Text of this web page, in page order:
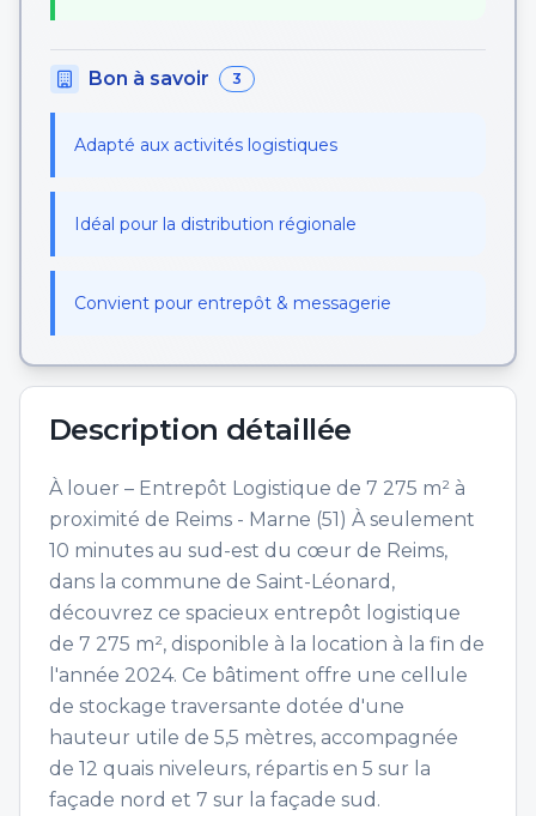
Bon à savoir 3
Adapté aux activités logistiques
Idéal pour la distribution régionale
Convient pour entrepôt & messagerie
Description détaillée
À louer – Entrepôt Logistique de 7 275 m² à
proximité de Reims - Marne (51) À seulement
10 minutes au sud-est du cœur de Reims,
dans la commune de Saint-Léonard,
découvrez ce spacieux entrepôt logistique
de 7 275 m², disponible à la location à la fin de
l'année 2024. Ce bâtiment offre une cellule
de stockage traversante dotée d'une
hauteur utile de 5,5 mètres, accompagnée
de 12 quais niveleurs, répartis en 5 sur la
façade nord et 7 sur la façade sud.